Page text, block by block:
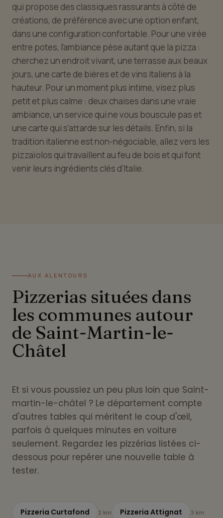
qui propose des classiques rassurants à côté de
créations, de préférence avec une option enfant,
dans une configuration confortable. Pour une virée
entre potes, l'ambiance pèse autant que la pizza :
cherchez un endroit vivant, une terrasse aux beaux
jours, une carte de bières et de vins italiens à la
hauteur. Pour un moment plus intime, visez plus
petit et plus calme : deux chaises dans une vraie
ambiance, un service qui ne vous bouscule pas et
une carte qui s'attarde sur les détails. Enfin, si la
tradition italienne est non-négociable, allez vers les
pizzaïolos qui travaillent au feu de bois et qui font
venir leurs ingrédients clés d'Italie.
AUX ALENTOURS
Pizzerias situées dans
les communes autour
de Saint-Martin-le-
Châtel
Et si vous poussiez un peu plus loin que Saint-
martin-le-châtel ? Le département compte
d'autres tables qui méritent le coup d'œil,
parfois à quelques minutes en voiture
seulement. Regardez les pizzérias listées ci-
dessous pour repérer une nouvelle table à
tester.
Pizzeria Curtafond 2 km Pizzeria Attignat 3 km